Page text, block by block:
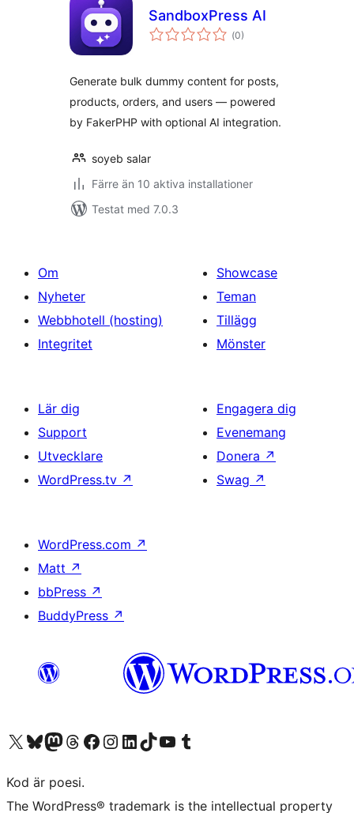
SandboxPress AI
(Totalt
antal
0)
Generate bulk dummy content for posts,
products, orders, and users — powered
by FakerPHP with optional AI integration.
soyeb salar
Färre än 10 aktiva installationer
Testat med 7.0.3
Om
Nyheter
Webbhotell (hosting)
Integritet
Showcase
Teman
Tillägg
Mönster
Lär dig
Support
Utvecklare
WordPress.tv ↗
Engagera dig
Evenemang
Donera ↗
Swag ↗
WordPress.com ↗
Matt ↗
bbPress ↗
BuddyPress ↗
Besök vår X-konto (f.d. Twitter)
Besök vårt Bluesky-konto
Besök vårt Mastodon-konto
Besök vårt Thread-konto
Besök vår Facebook-sidaBesök vårt Instagram-konto
Besök vårt LinkedIn-konto
Besök vårt TikTok-konto
Besök vår YouTube-kanalBesök vårt Tumblr-konto
Kod är poesi.
The WordPress® trademark is the intellectual property